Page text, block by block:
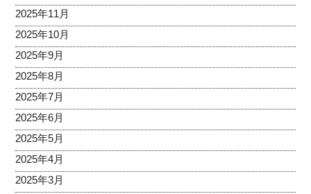
2025年11月
2025年10月
2025年9月
2025年8月
2025年7月
2025年6月
2025年5月
2025年4月
2025年3月